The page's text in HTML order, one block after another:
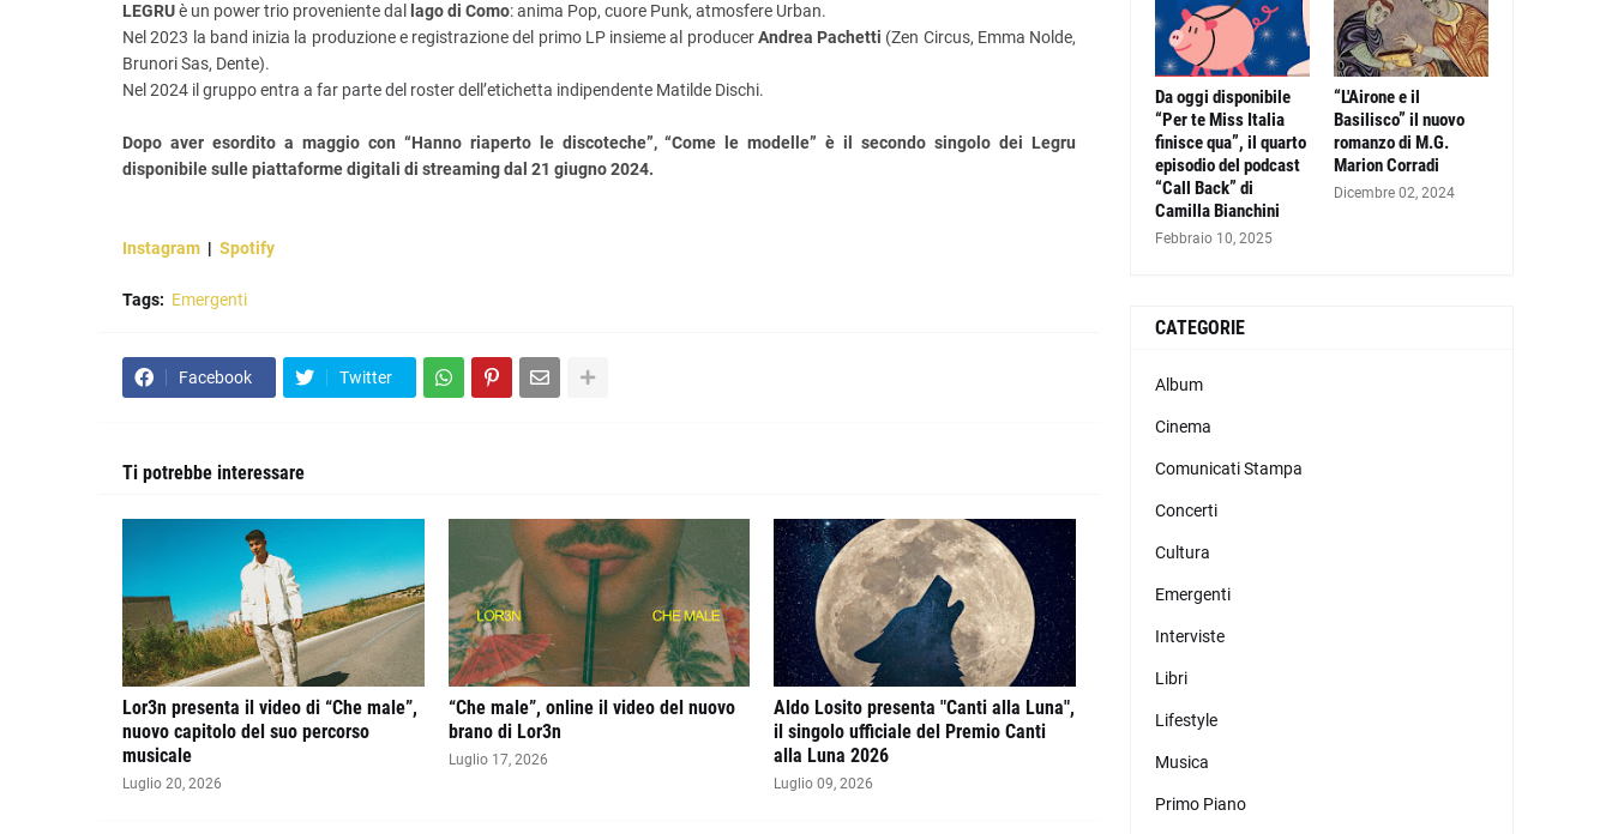
LEGRUè un power trio proveniente dal lago di Como: anima Pop, cuore Punk, atmosfere Urban.
Nel 2023 la band inizia la produzione e registrazione del primo LP insieme al producerAndrea Pachetti (Zen Circus, Emma Nolde,
Brunori Sas, Dente).
Nel 2024 il gruppo entra a far parte del roster dell’etichetta indipendente Matilde Dischi.
Dopo aver esordito a maggio con “Hanno riaperto le discoteche”, “Come le modelle” è il secondo singolo dei Legru
disponibile sulle piattaforme digitali di streaming dal 21 giugno 2024.
Instagram | Spotify
Tags: Emergenti
Facebook Twitter
Ti potrebbe interessare
Lor3n presenta il video di “Che male”,
nuovo capitolo del suo percorso
musicale
Luglio 20, 2026
“Che male”, online il video del nuovo
brano di Lor3n
Luglio 17, 2026
Aldo Losito presenta "Canti alla Luna",
il singolo ufficiale del Premio Canti
alla Luna 2026
Luglio 09, 2026
Da oggi disponibile
“Per te Miss Italia
finisce qua”, il quarto
episodio del podcast
“Call Back” di
Camilla Bianchini
Febbraio 10, 2025
“L'Airone e il
Basilisco” il nuovo
romanzo di M.G.
Marion Corradi
Dicembre 02, 2024
CATEGORIE
Album
Cinema
Comunicati Stampa
Concerti
Cultura
Emergenti
Interviste
Libri
Lifestyle
Musica
Primo Piano